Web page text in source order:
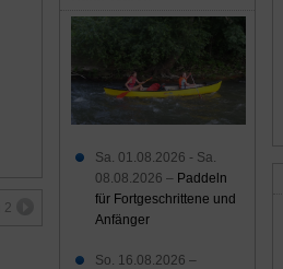
2
Sa. 01.08.2026 - Sa.
08.08.2026 – Paddeln
für Fortgeschrittene und
Anfänger
So. 16.08.2026 –